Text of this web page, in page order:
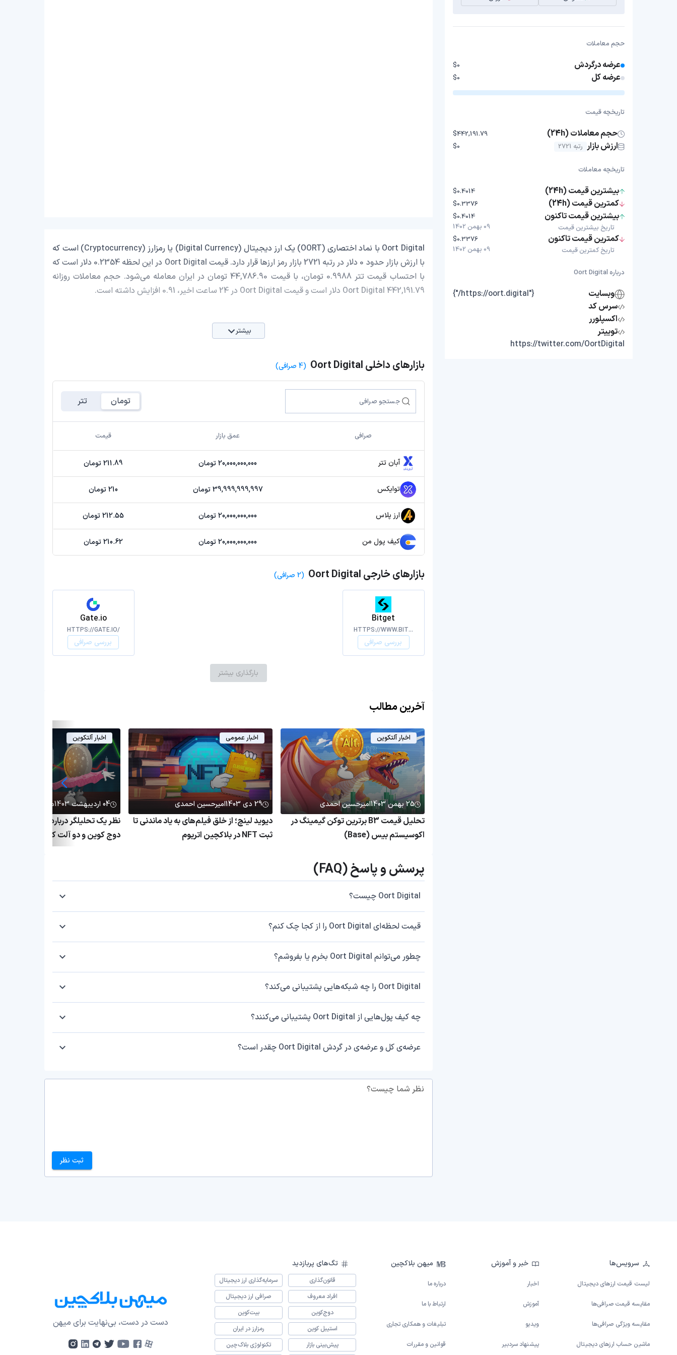
حجم معاملات
عرضه درگردش $0
عرضه کل $0
تاریخچه قیمت
حجم معاملات (24h) $442,191.79
ارزش بازار رتبه 2721 $0
تاریخچه معاملات
بیشترین قیمت (24h) $0.4014
کمترین قیمت (24h) $0.3376
بیشترین قیمت تاکنون
تاریخ بیشترین قیمت
$0.4014
09 بهمن 1402
کمترین قیمت تاکنون
تاریخ کمترین قیمت
$0.3376
09 بهمن 1402
درباره Oort Digital
وبسایت
{"https://oort.digital/"}
سرس کد
اکسپلورر
توییتر
https://twitter.com/OortDigital
Oort Digital با نماد اختصاری (OORT) یک ارز دیجیتال (Digital Currency) یا رمزارز (Cryptocurrency) است که
با ارزش بازار حدود 0 دلار در رتبه 2721 بازار رمز ارزها قرار دارد. قیمت Oort Digital در این لحظه 0.2354 دلار است که
با احتساب قیمت تتر 0.9988 تومان، با قیمت 44,786.90 تومان در ایران معامله می‌شود. حجم معاملات روزانه
Oort Digital 442,191.79 دلار است و قیمت Oort Digital در 24 ساعت اخیر، 0.91 افزایش داشته است.
بیشتر
بازارهای داخلی Oort Digital (4 صرافی)
تومان تتر
صرافی عمق بازار قیمت
آبان تتر 20,000,000,000 تومان 211.89 تومان
توایکس 39,999,999,997 تومان 210 تومان
ارز پلاس 20,000,000,000 تومان 212.55 تومان
کیف پول من 20,000,000,000 تومان 210.62 تومان
بازارهای خارجی Oort Digital (2 صرافی)
Bitget
HTTPS://WWW.BITGET.COM
بررسی صرافی
Gate.io
HTTPS://GATE.IO/
بررسی صرافی
بارگذاری بیشتر
آخرین مطالب
اخبار آلتکوین
25 بهمن 1403 امیرحسین احمدی
تحلیل قیمت B3 برترین توکن گیمینگ در
اکوسیستم بیس (Base)
اخبار عمومی
29 دی 1403 امیرحسین احمدی
دیوید لینچ؛ از خلق فیلم‌های به یاد ماندنی تا
ثبت NFT در بلاکچین اتریوم
اخبار آلتکوین
04 اردیبهشت 1403 ماهرخ شیرودی
نظر یک تحلیلگر درباره احتمال
دوج کوین و دو آلت کوین دیگر
پرسش و پاسخ (FAQ)
Oort Digital چیست؟
قیمت لحظه‌ای Oort Digital را از کجا چک کنم؟
چطور می‌توانم Oort Digital بخرم یا بفروشم؟
Oort Digital را چه شبکه‌هایی پشتیبانی می‌کند؟
چه کیف پول‌هایی از Oort Digital پشتیبانی می‌کنند؟
عرضه‌ی کل و عرضه‌ی در گردش Oort Digital چقدر است؟
نظر شما چیست؟
ثبت نظر
سرویس‌ها
لیست قیمت ارزهای دیجیتال
مقایسه قیمت صرافی‌ها
مقایسه ویژگی صرافی‌ها
ماشین حساب ارزهای دیجیتال
خبر و آموزش
اخبار
آموزش
ویدیو
پیشنهاد سردبیر
میهن بلاکچین
درباره ما
ارتباط با ما
تبلیغات و همکاری تجاری
قوانین و مقررات
تگ‌های پربازدید
قانون‌گذاری
سرمایه‌گذاری ارز دیجیتال
افراد معروف
صرافی ارز دیجیتال
دوج‌کوین
بیت‌کوین
استیبل کوین
رمزارز در ایران
پیش‌بینی بازار
تکنولوژی بلاک‌چین
دست در دست، بی‌نهایت برای میهن